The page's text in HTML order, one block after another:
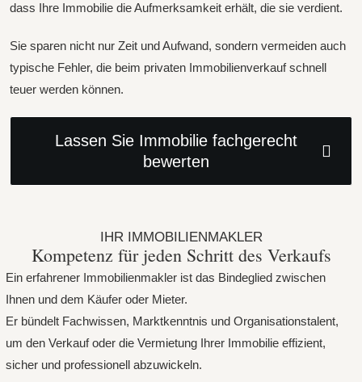
dass Ihre Immobilie die Aufmerksamkeit erhält, die sie verdient.
Sie sparen nicht nur Zeit und Aufwand, sondern vermeiden auch
typische Fehler, die beim privaten Immobilienverkauf schnell
teuer werden können.
Lassen Sie Immobilie fachgerecht
bewerten
IHR IMMOBILIENMAKLER
Kompetenz für jeden Schritt des Verkaufs
Ein erfahrener Immobilienmakler ist das Bindeglied zwischen
Ihnen und dem Käufer oder Mieter.
Er bündelt Fachwissen, Marktkenntnis und Organisationstalent,
um den Verkauf oder die Vermietung Ihrer Immobilie effizient,
sicher und professionell abzuwickeln.